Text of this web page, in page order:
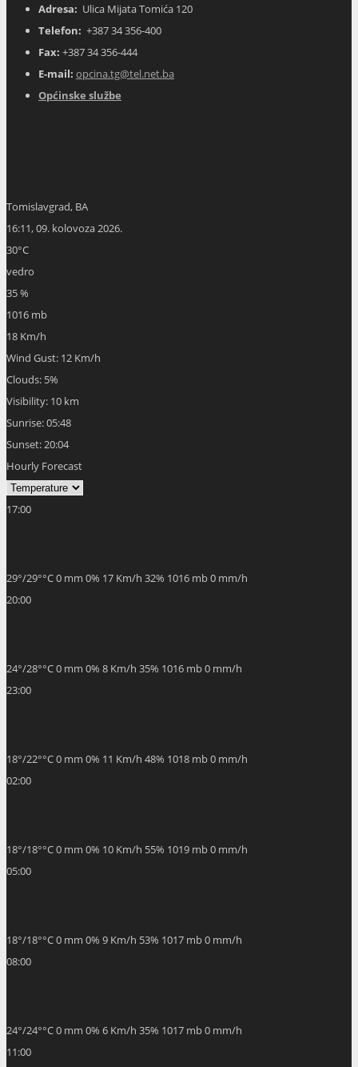
Adresa: Ulica Mijata Tomića 120
Telefon: +387 34 356-400
Fax: +387 34 356-444
E-mail: opcina.tg@tel.net.ba
Općinske službe
Tomislavgrad, BA
16:11,09. kolovoza 2026.
30°C
vedro
35 %
1016 mb
18 Km/h
Wind Gust: 12 Km/h
Clouds: 5%
Visibility: 10 km
Sunrise:05:48
Sunset:20:04
Hourly Forecast
17:00
29°/29°°C0 mm 0% 17 Km/h 32% 1016 mb0 mm/h
20:00
24°/28°°C0 mm 0% 8 Km/h 35% 1016 mb0 mm/h
23:00
18°/22°°C0 mm 0% 11 Km/h 48% 1018 mb0 mm/h
02:00
18°/18°°C0 mm 0% 10 Km/h 55% 1019 mb0 mm/h
05:00
18°/18°°C0 mm 0% 9 Km/h 53% 1017 mb0 mm/h
08:00
24°/24°°C0 mm 0% 6 Km/h 35% 1017 mb0 mm/h
11:00